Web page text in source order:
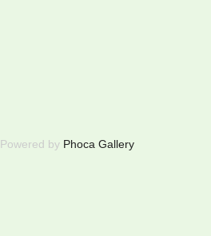
Powered by Phoca Gallery